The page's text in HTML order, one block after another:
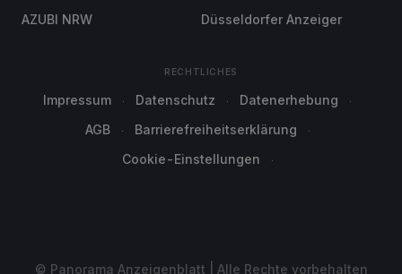
AZUBI NRW
Düsseldorfer Anzeiger
RECHTLICHES
Impressum Datenschutz
Datenerhebung
AGB
Barrierefreiheitserklärung
Cookie-Einstellungen
© Panorama Anzeigenblatt | Alle Rechte vorbehalten